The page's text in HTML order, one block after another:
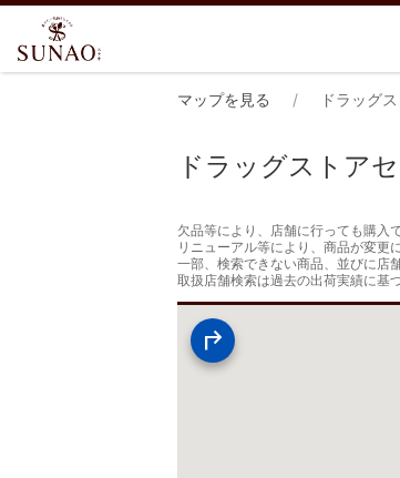
マップを見る ドラッグ
ドラッグストア
欠品等により、店舗に行っても購入
リニューアル等により、商品が変更
一部、検索できない商品、並びに店
取扱店舗検索は過去の出荷実績に基